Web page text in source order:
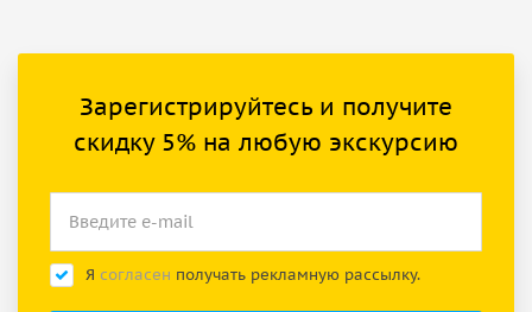
Зарегистрируйтесь и получите
скидку 5% на любую экскурсию
Я согласен получать рекламную рассылку.